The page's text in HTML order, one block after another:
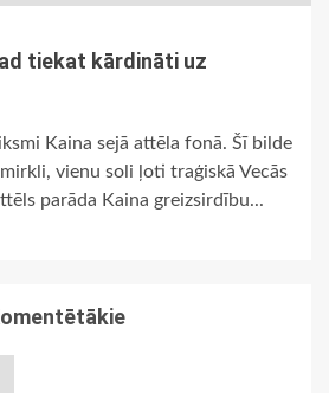
tiekat kārdināti uz
Kaina sejā attēla fonā. Šī bilde
vienu soli ļoti tra­ģiskā Vecās
parāda Kai­na greizsirdību...